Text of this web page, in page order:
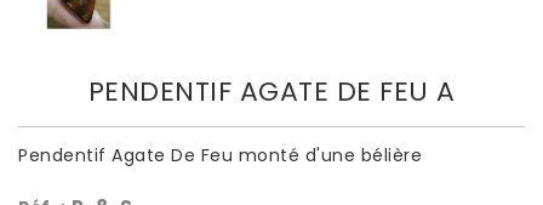
PENDENTIF AGATE DE FEU A
Pendentif Agate De Feu monté d'une bélière